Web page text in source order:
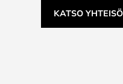
KATSO